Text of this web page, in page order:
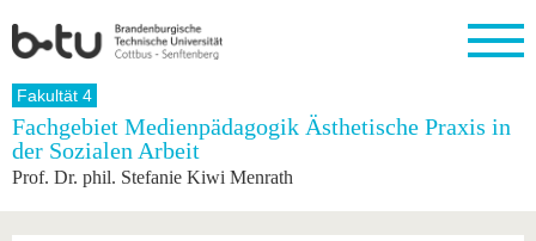
Startseite
UniversitätForschung
Forschung
Studium
Profil
Fachkräfte Werte
Fakultät 4
Fachgebiet Medienpädagogik Ästhetische Praxis in
der Sozialen Arbeit
Prof. Dr. phil. Stefanie Kiwi Menrath